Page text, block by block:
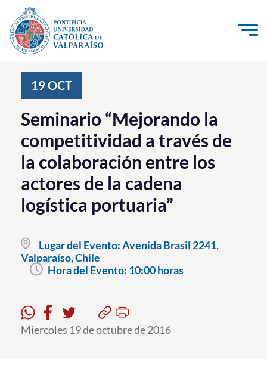
Click acá para ir directamente al contenido
Investigación, Creación e Innovación
PUCV Internacional
Vinculación con el Medio
Admisión
Pregrado
Postgrado
Formación Continua
Académicos
19 OCT
Seminario “Mejorando la
competitividad a través de
la colaboración entre los
actores de la cadena
logística portuaria”
Lugar del Evento:Avenida Brasil 2241,
Valparaíso, Chile
Hora del Evento: 10:00 horas
Miercoles 19 de octubre de 2016